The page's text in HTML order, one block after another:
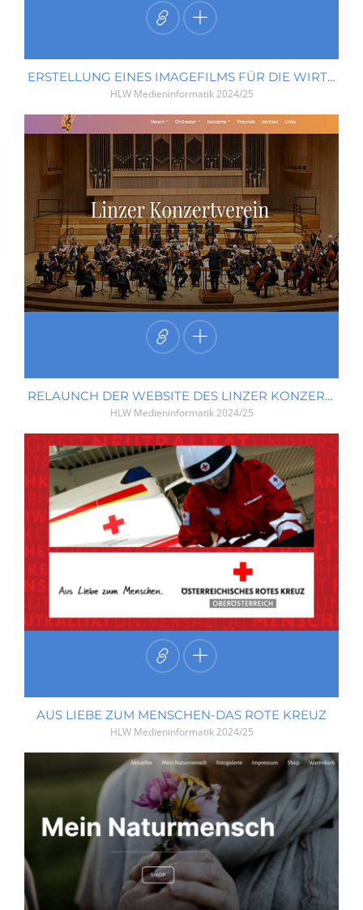
ERSTELLUNG EINES IMAGEFILMS FÜR DIE WIRTSCHAFTSFÄCHER
HLW Medieninformatik2024/25
RELAUNCH DER WEBSITE DES LINZER KONZERTVEREINS
HLW Medieninformatik2024/25
AUS LIEBE ZUM MENSCHEN-DAS ROTE KREUZ
HLW Medieninformatik2024/25